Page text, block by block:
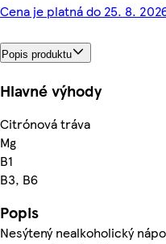
Cena je platná do 25. 8.
Popis produktu
Hlavné výhody
Citrónová tráva
Mg
B1
B3, B6
Popis
Nesýtený nealkoholický